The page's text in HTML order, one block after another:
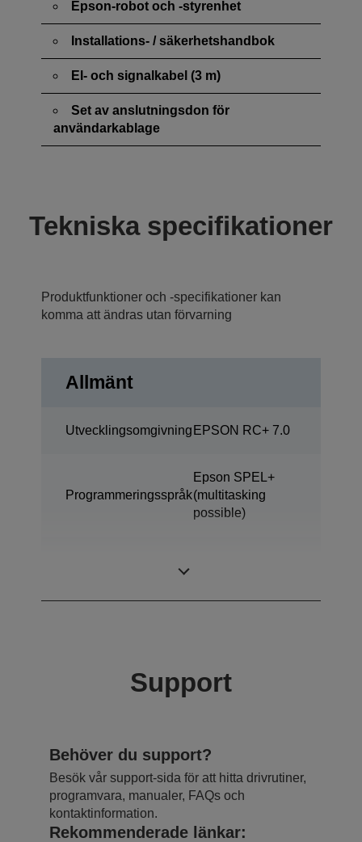
Epson-robot och -styrenhet
Installations- / säkerhetshandbok
El- och signalkabel (3 m)
Set av anslutningsdon för
användarkablage
Tekniska specifikationer
Produktfunktioner och -specifikationer kan
komma att ändras utan förvarning
Allmänt
Utvecklingsomgivning EPSON RC+ 7.0
Programmeringsspråk
Epson SPEL+
(multitasking
possible)
Support
Behöver du support?
Besök vår support-sida för att hitta drivrutiner,
programvara, manualer, FAQs och
kontaktinformation.
Rekommenderade länkar: